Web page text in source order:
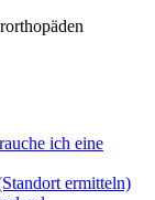
ich eine
ermitteln)